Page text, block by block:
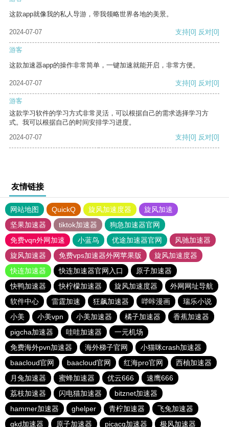
这款app就像我的私人导游，带我领略世界各地的美景。
2024-07-07 支持[0] 反对[0]
游客
这款加速器app的操作非常简单，一键加速就能开启，非常方便。
2024-07-07 支持[0] 反对[0]
游客
这款学习软件的学习方式非常灵活，可以根据自己的需求选择学习方
式。我可以根据自己的时间安排学习进度。
2024-07-07
支持[0] 反对[0]
友情链接
网站地图 QuickQ 旋风加速度器
旋风加速
坚果加速器
tiktok加速器
狗急加速器官网
免费vqn外网加速
小蓝鸟 优途加速器官网
风驰加速器
旋风加速器
免费vps加速器外网苹果版
旋风加速度器
快连加速器
快连加速器官网入口
原子加速器
快鸭加速器
快柠檬加速器 旋风加速度器
外网网址导航
软件中心
雷霆加速 狂飙加速器 哔咔漫画
瑞乐小说
小美
小美vpn 小美加速器 橘子加速器
香蕉加速器
pigcha加速器
哇哇加速器
一元机场
免费海外pvn加速器
海外梯子官网
小猫咪crash加速器
baacloud官网
baacloud官网 红海pro官网
西柚加速器
月兔加速器
蜜蜂加速器 优云666
速鹰666
荔枝加速器
闪电猫加速器
bitznet加速器
hammer加速器
ghelper 青柠加速器
飞兔加速器
gkd加速器
原子加速器 picacg加速器 极风加速器